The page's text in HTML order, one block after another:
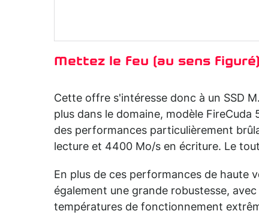
Mettez le feu (au sens
Cette offre s'intéresse donc à un SSD
plus dans le domaine, modèle
des performances particulièrement
lecture et 4400 Mo/s en écriture. Le
En plus de ces performances de haute
également une grande robustesse,
températures de fonctionnement